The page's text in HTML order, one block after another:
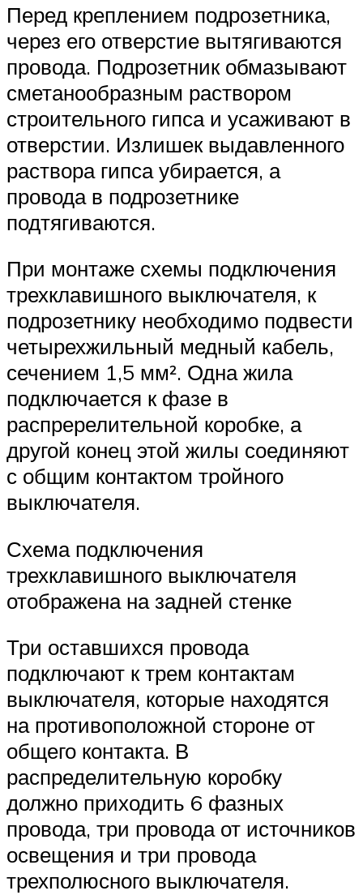
Перед креплением подрозетника,
через его отверстие вытягиваются
провода. Подрозетник обмазывают
сметанообразным раствором
строительного гипса и усаживают в
отверстии. Излишек выдавленного
раствора гипса убирается, а
провода в подрозетнике
подтягиваются.
При монтаже схемы подключения
трехклавишного выключателя, к
подрозетнику необходимо подвести
четырехжильный медный кабель,
сечением 1,5 мм². Одна жила
подключается к фазе в
распререлительной коробке, а
другой конец этой жилы соединяют
с общим контактом тройного
выключателя.
Схема подключения
трехклавишного выключателя
отображена на задней стенке
Три оставшихся провода
подключают к трем контактам
выключателя, которые находятся
на противоположной стороне от
общего контакта. В
распределительную коробку
должно приходить 6 фазных
провода, три провода от источников
освещения и три провода
трехполюсного выключателя.